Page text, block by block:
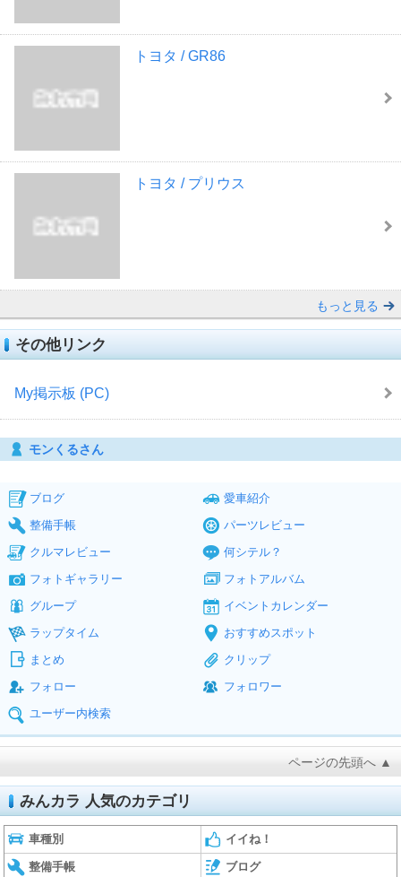
トヨタ / GR86
トヨタ / プリウス
もっと見る
その他リンク
My掲示板 (PC)
モンくるさん
ブログ
愛車紹介
整備手帳
パーツレビュー
クルマレビュー
何シテル？
フォトギャラリー
フォトアルバム
グループ
イベントカレンダー
ラップタイム
おすすめスポット
まとめ
クリップ
フォロー
フォロワー
ユーザー内検索
ページの先頭へ ▲
みんカラ 人気のカテゴリ
車種別 イイね！
整備手帳 ブログ